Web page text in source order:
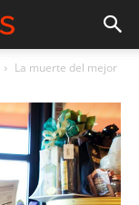
La muerte del mejor